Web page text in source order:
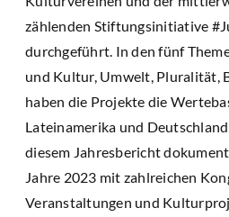
zählenden Stiftungsinitiative
durchgeführt. In den fünf
und Kultur, Umwelt, Pluralität,
haben die Projekte die
Lateinamerika und
diesem Jahresbericht
Jahre 2023 mit zahlreichen
Veranstaltungen und